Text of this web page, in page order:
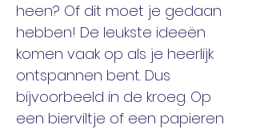
heen? Of dit moet je gedaan
hebben! De leukste ideeën
komen vaak op als je heerlijk
ontspannen bent. Dus
bijvoorbeeld in de kroeg. Op
een bierviltje of een papieren